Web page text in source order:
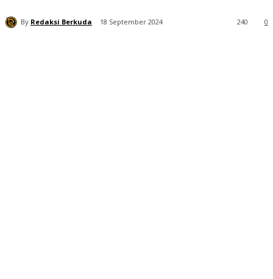
By Redaksi Berkuda 18 September 2024 0
240